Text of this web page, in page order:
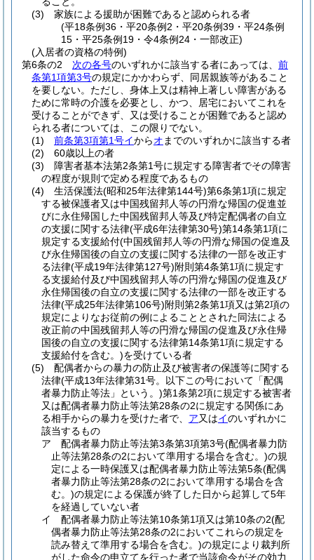
(3)
家族による援助が困難であると認められる者
(平18条例36・平20条例2・平20条例39・平24条例
15・平25条例19・令4条例24・一部改正)
(入居者の資格の特例)
第6条の2
次の各号のいずれかに該当する者にあっては、 前
条第1項第3号の規定にかかわらず、同居親族等があること
を要しない。 ただし、身体上又は精神上著しい障害がある
ために常時の介護を必要とし、かつ、居宅においてこれを
受けることができず、又は受けることが困難であると認め
られる者については、この限りでない。
(1)
前条第3項第1号イからオ までのいずれかに該当する者
(2)
60歳以上の者
(3)
障害者基本法第2条第1号に規定する障害者でその障害
の程度が規則で定める程度であるもの
(4)
生活保護法(昭和25年法律第144号)第6条第1項に規定
する被保護者又は中国残留邦人等の円滑な帰国の促進並
びに永住帰国した中国残留邦人等及び特定配偶者の自立
の支援に関する法律(平成6年法律第30号)第14条第1項に
規定する支援給付(中国残留邦人等の円滑な帰国の促進及
び永住帰国後の自立の支援に関する法律の一部を改正す
る法律(平成19年法律第127号)附則第4条第1項に規定す
る支援給付及び中国残留邦人等の円滑な帰国の促進及び
永住帰国後の自立の支援に関する法律の一部を改正する
法律(平成25年法律第106号)附則第2条第1項又は第2項の
規定によりなお従前の例によることとされた同法による
改正前の中国残留邦人等の円滑な帰国の促進及び永住帰
国後の自立の支援に関する法律第14条第1項に規定する
支援給付を含む。)を受けている者
(5)
配偶者からの暴力の防止及び被害者の保護等に関する
法律(平成13年法律第31号。以下この号において「配偶
者暴力防止等法」という。)第1条第2項に規定する被害者
又は配偶者暴力防止等法第28条の2に規定する関係にあ
る相手からの暴力を受けた者で、 ア又はイのいずれかに
該当するもの
ア
配偶者暴力防止等法第3条第3項第3号(配偶者暴力防
止等法第28条の2において準用する場合を含む。)の規
定による一時保護又は配偶者暴力防止等法第5条(配偶
者暴力防止等法第28条の2において準用する場合を含
む。)の規定による保護が終了した日から起算して5年
を経過していない者
イ
配偶者暴力防止等法第10条第1項又は第10条の2(配
偶者暴力防止等法第28条の2においてこれらの規定を
読み替えて準用する場合を含む。)の規定により裁判所
がした命令の申立てを行った者で当該命令がその効力